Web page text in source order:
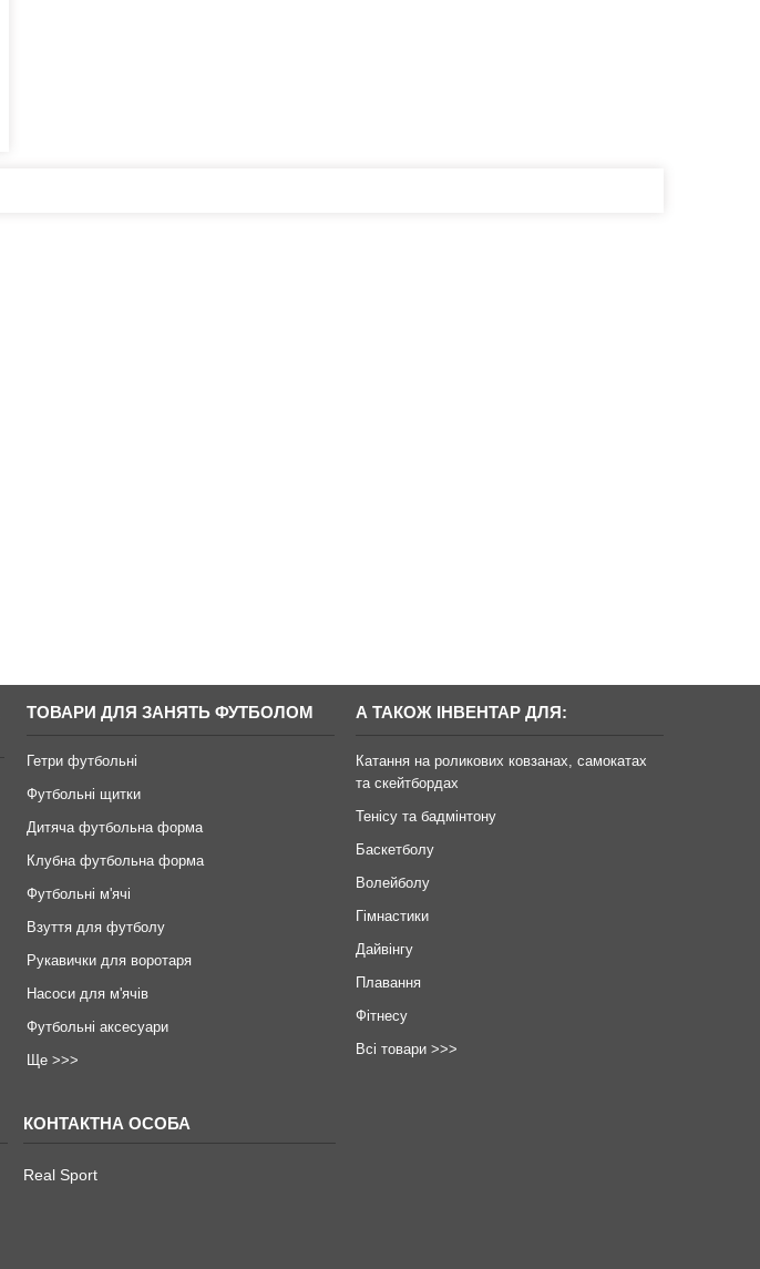
ТОВАРИ ДЛЯ ЗАНЯТЬ ФУТБОЛОМ
Гетри футбольні
Футбольні щитки
Дитяча футбольна форма
Клубна футбольна форма
Футбольні м'ячі
Взуття для футболу
Рукавички для воротаря
Насоси для м'ячів
Футбольні аксесуари
Ще >>>
А ТАКОЖ ІНВЕНТАР ДЛЯ:
Катання на роликових ковзанах, самокатах
та скейтбордах
Тенісу та бадмінтону
Баскетболу
Волейболу
Гімнастики
Дайвінгу
Плавання
Фітнесу
Всі товари >>>
Real Sport